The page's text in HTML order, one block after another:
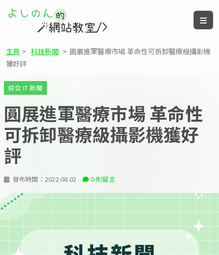
主頁 > 科技新聞 > 圓展進軍醫療市場 革命性可拆卸醫療級攝影機
獲好評
發布時間： 2022.08.02 0 則留言
綜合 IT 新聞
圓展進軍醫療市場 革命性
可拆卸醫療級攝影機獲好
評